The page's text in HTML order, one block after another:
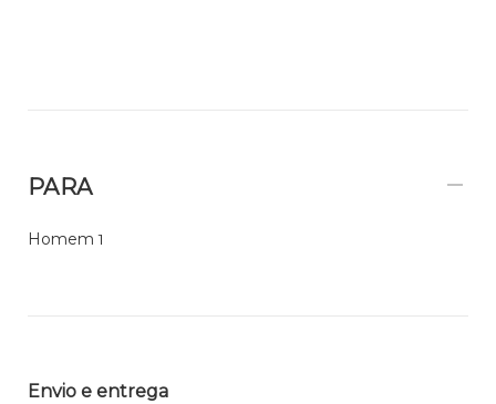
PARA
Homem 1
Envio e entrega